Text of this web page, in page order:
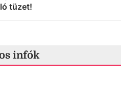
tüzet!
infók